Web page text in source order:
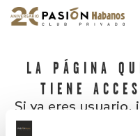
LA PÁGINA
TIENE
Si ya eres usuario,